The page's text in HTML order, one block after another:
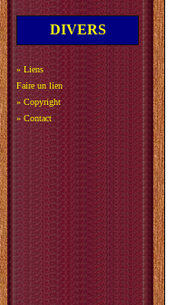
DIVERS
» Liens
Faire un lien
» Copyright
» Contact